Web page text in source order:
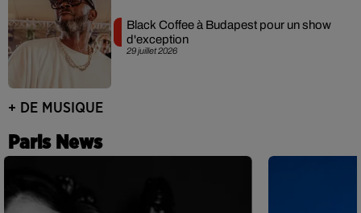
29 juillet 2026
Black Coffee à Budapest pour un show
d'exception
+ DE MUSIQUE
Paris News